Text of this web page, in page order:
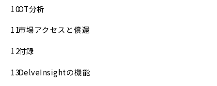
OT分析
市場アクセスと償還
付録
DelveInsightの機能